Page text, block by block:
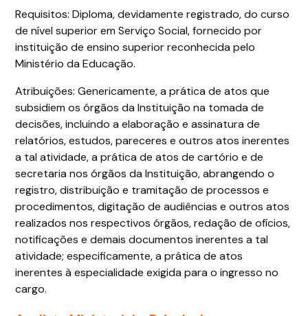
Requisitos: Diploma, devidamente registrado, do curso
de nível superior em Serviço Social, fornecido por
instituição de ensino superior reconhecida pelo
Ministério da Educação.
Atribuições: Genericamente, a prática de atos que
subsidiem os órgãos da Instituição na tomada de
decisões, incluindo a elaboração e assinatura de
relatórios, estudos, pareceres e outros atos inerentes
a tal atividade, a prática de atos de cartório e de
secretaria nos órgãos da Instituição, abrangendo o
registro, distribuição e tramitação de processos e
procedimentos, digitação de audiências e outros atos
realizados nos respectivos órgãos, redação de ofícios,
notificações e demais documentos inerentes a tal
atividade; especificamente, a prática de atos
inerentes à especialidade exigida para o ingresso no
cargo.